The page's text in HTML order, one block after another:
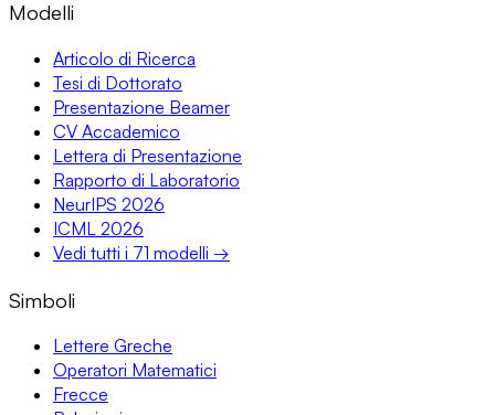
Modelli
Articolo di Ricerca
Tesi di Dottorato
Presentazione Beamer
CV Accademico
Lettera di Presentazione
Rapporto di Laboratorio
NeurIPS 2026
ICML 2026
Vedi tutti i 71 modelli →
Simboli
Lettere Greche
Operatori Matematici
Frecce